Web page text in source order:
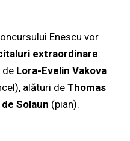
Enescu vor
extraordinare:
de Lora-Evelin Vakova
alături de Thomas
Solaun (pian).